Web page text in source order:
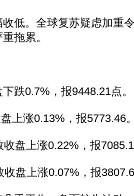
。全球复苏疑虑加重
拖累。
0.7%，报9448.21点。
涨0.13%，报5773.46
盘上涨0.22%，报
盘上涨0.07%，报